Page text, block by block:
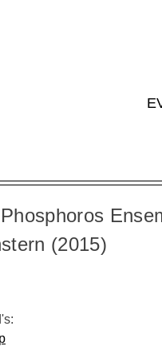
(2015)